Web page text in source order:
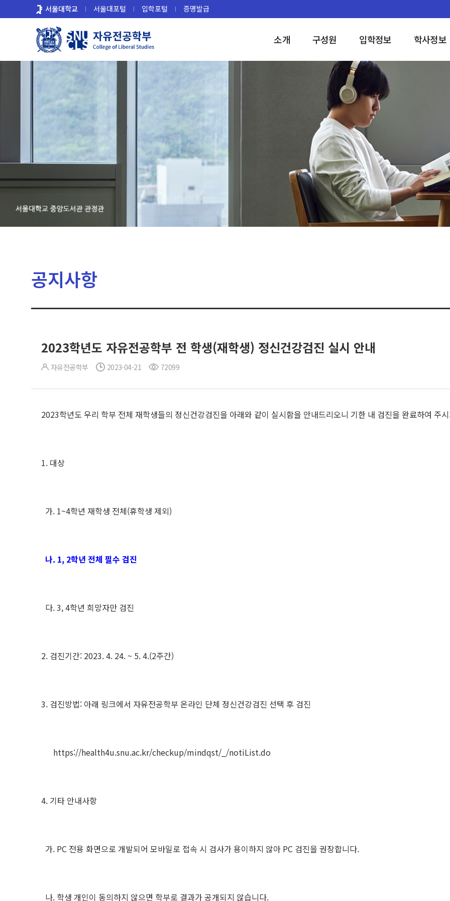
로
서울대학교 서울대포털 입학포털 증명발급
소개 구성원 입학정보 학사정보
공지사항
2023학년도 자유전공학부 전 학생(재학생) 정신건강검진 실시 안내
자유전공학부 2023-04-21 72099
2023학년도 우리 학부 전체 재학생들의 정신건강검진을 아래와 같이 실시함을 안내드리오니 기한 내 검진을 완료하여 주
1. 대상
가. 1~4학년 재학생 전체(휴학생 제외)
나. 1, 2학년 전체 필수 검진
다. 3, 4학년 희망자만 검진
2. 검진기간: 2023. 4. 24. ~ 5. 4.(2주간)
3. 검진방법: 아래 링크에서 자유전공학부 온라인 단체 정신건강검진 선택 후 검진
https://health4u.snu.ac.kr/checkup/mindqst/_/notiList.do
4. 기타 안내사항
가. PC 전용 화면으로 개발되어 모바일로 접속 시 검사가 용이하지 않아 PC 검진을 권장합니다.
나. 학생 개인이 동의하지 않으면 학부로 결과가 공개되지 않습니다.